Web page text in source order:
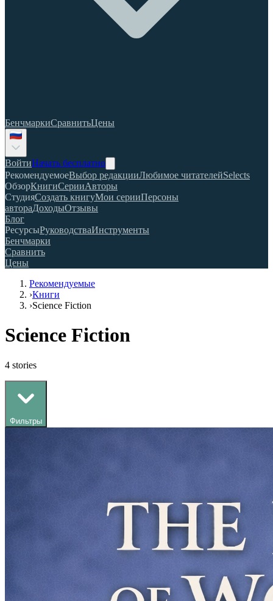
БенчмаркиСравнитьЦены
ВойтиНачать бесплатно
РекомендуемоеВыбор редакцииЛюбимое читателейSelects
ОбзорКнигиСерииАвторы
СтудияСоздать книгуМои серииПерсоны
автораДоходыОтзывы
Блог
РесурсыРуководстваИнструменты
Бенчмарки
Сравнить
Цены
Рекомендуемые
›Книги
›Science Fiction
Science Fiction
4 stories
Фильтры